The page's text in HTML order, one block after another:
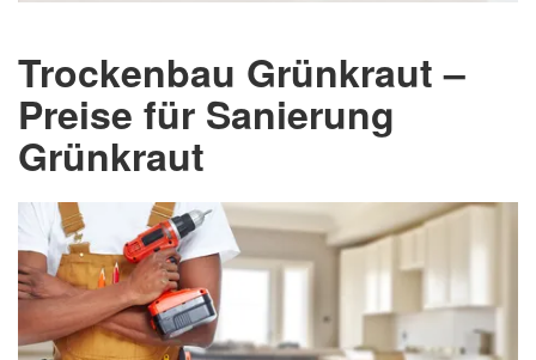
Trockenbau Grünkraut –
Preise für Sanierung
Grünkraut